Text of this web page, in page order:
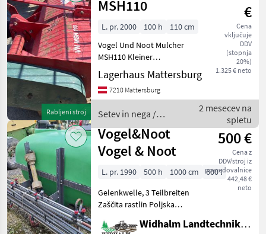
Rabljeni stroj
MSH110
€
Cena
vključuje
DDV
(stopnja
20%)
1.325 € neto
L. pr. 2000 100 h
110 cm
Vogel Und Noot Mulcher
MSH110 Kleiner
Weingartenmulcher
Arbeitsbreite 110cm Neue Y
MEsser Neue Keilriemen
Nachlaufwalze Rebrechen
montiert Tip
Lagerhaus Mattersburg
7210 Mattersburg
Setev in nega /
Vogel&Noot
2 mesecev na
spletu
Vogel&Noot
Vogel & Noot
500 €
Cena z
DDV/stroj iz
posredovalnice
442,48 €
neto
L. pr. 1990 500 h 1000 cm
600 l
Gelenkwelle, 3 Teilbreiten
Zaščita rastlin Poljska
Widhalm Landtechnik GmbH